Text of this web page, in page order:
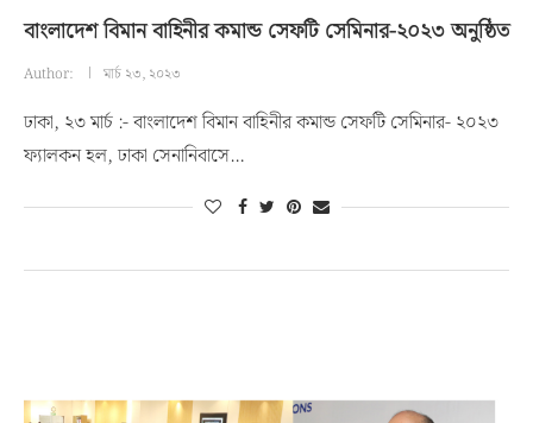
বাংলাদেশ বিমান বাহিনীর কমান্ড সেফটি সেমিনার-২০২৩ অনুষ্ঠিত
Author: মার্চ ২৩, ২০২৩
ঢাকা, ২৩ মার্চ :- বাংলাদেশ বিমান বাহিনীর কমান্ড সেফটি সেমিনার- ২০২৩
ফ্যালকন হল, ঢাকা সেনানিবাসে…